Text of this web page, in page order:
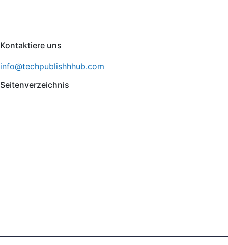
Kontaktiere uns
info@techpublishhhub.com
Seitenverzeichnis